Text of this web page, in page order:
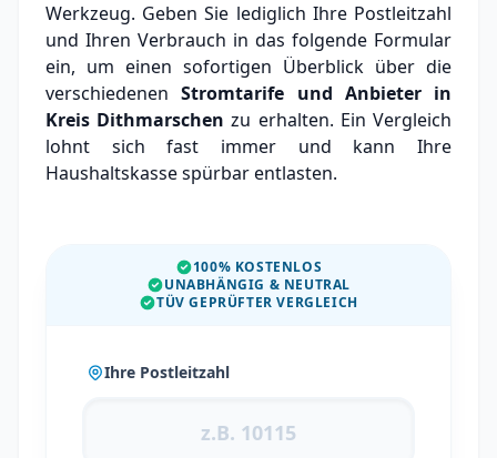
Werkzeug. Geben Sie lediglich Ihre Postleitzahl
und Ihren Verbrauch in das folgende Formular
ein, um einen sofortigen Überblick über die
verschiedenenStromtarife und Anbieter in
Kreis Dithmarschen zu erhalten. Ein Vergleich
lohnt sich fast immer und kann Ihre
Haushaltskasse spürbar entlasten.
100% KOSTENLOS
UNABHÄNGIG & NEUTRAL
TÜV GEPRÜFTER VERGLEICH
Ihre Postleitzahl